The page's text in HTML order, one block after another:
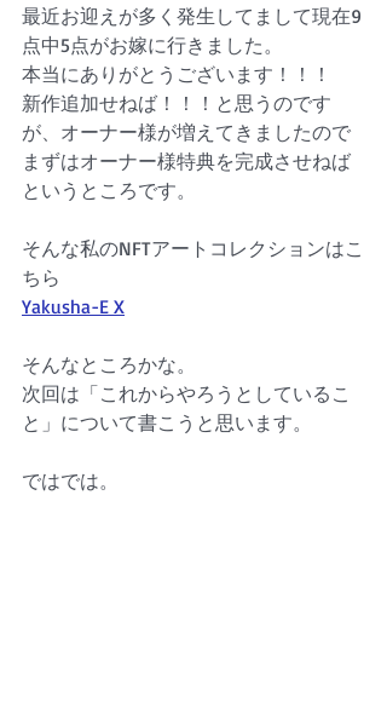
最近お迎えが多く発生してまして現在9
点中5点がお嫁に行きました。
本当にありがとうございます！！！
新作追加せねば！！！と思うのです
が、オーナー様が増えてきましたので
まずはオーナー様特典を完成させねば
というところです。
そんな私のNFTアートコレクションはこ
ちら
Yakusha-E X
そんなところかな。
次回は「これからやろうとしているこ
と」について書こうと思います。
ではでは。